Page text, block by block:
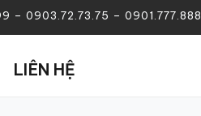
– 0903.72.73.75 – 0901.777.888
LIÊN HỆ